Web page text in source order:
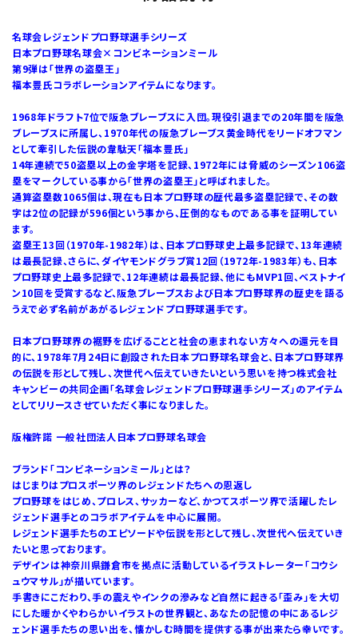
名球会レジェンドプロ野球選手シリーズ
日本プロ野球名球会×コンビネーションミール
第9弾は「世界の盗塁王」
福本豊氏コラボレーションアイテムになります。
1968年ドラフト7位で阪急ブレーブスに入団。現役引退までの20年間を阪急
ブレーブスに所属し、1970年代の阪急ブレーブス黄金時代をリードオフマン
として牽引した伝説の韋駄天「福本豊氏」
14年連続で50盗塁以上の金字塔を記録、1972年には脅威のシーズン106盗
塁をマークしている事から「世界の盗塁王」と呼ばれました。
通算盗塁数1065個は、現在も日本プロ野球の歴代最多盗塁記録で、その数
字は2位の記録が596個という事から、圧倒的なものである事を証明してい
ます。
盗塁王13回（1970年-1982年）は、日本プロ野球史上最多記録で、13年連続
は最長記録、さらに、ダイヤモンドグラブ賞12回（1972年-1983年）も、日本
プロ野球史上最多記録で、12年連続は最長記録、他にもMVP1回、ベストナイ
ン10回を受賞するなど、阪急ブレーブスおよび日本プロ野球界の歴史を語る
うえで必ず名前があがるレジェンドプロ野球選手です。
日本プロ野球界の裾野を広げることと社会の恵まれない方々への還元を目
的に、1978年7月24日に創設された日本プロ野球名球会と、日本プロ野球界
の伝説を形として残し、次世代へ伝えていきたいという思いを持つ株式会社
キャンビーの共同企画「名球会レジェンドプロ野球選手シリーズ」のアイテム
としてリリースさせていただく事になりました。
版権許諾 一般社団法人日本プロ野球名球会
ブランド「コンビネーションミール」とは？
はじまりはプロスポーツ界のレジェンドたちへの恩返し
プロ野球をはじめ、プロレス、サッカーなど、かつてスポーツ界で活躍したレ
ジェンド選手とのコラボアイテムを中心に展開。
レジェンド選手たちのエピソードや伝説を形として残し、次世代へ伝えていき
たいと思っております。
デザインは神奈川県鎌倉市を拠点に活動しているイラストレーター「コウシ
ュウマサル」が描いています。
手書きにこだわり、手の震えやインクの滲みなど自然に起きる「歪み」を大切
にした暖かくやわらかいイラストの世界観と、あなたの記憶の中にあるレジ
ェンド選手たちの思い出を、懐かしむ時間を提供する事が出来たら幸いです。